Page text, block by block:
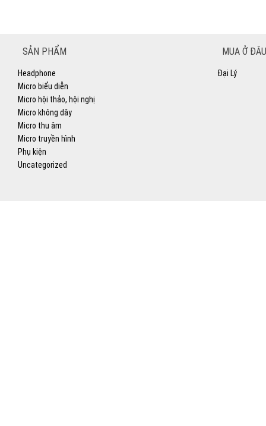
SẢN PHẨM
Headphone
Micro biểu diễn
Micro hội thảo, hội nghị
Micro không dây
Micro thu âm
Micro truyền hình
Phụ kiện
Uncategorized
MUA Ở
Đại Lý